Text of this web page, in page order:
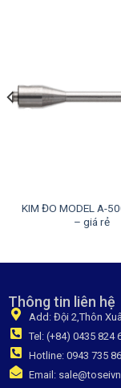
KIM ĐO MODEL A-
– giá rẻ
Thông tin liên hệ
Add: Đội 2,Thôn
Tel: (+84) 0435 824
Hotline: 0943 735
Email: